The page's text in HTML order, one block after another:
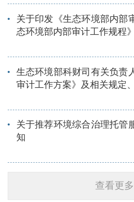
关于印发《生态环境部内部
态环境部内部审计工作规程
生态环境部科财司有关负责
审计工作方案》及相关规定
关于推荐环境综合治理托管
知
查看更多